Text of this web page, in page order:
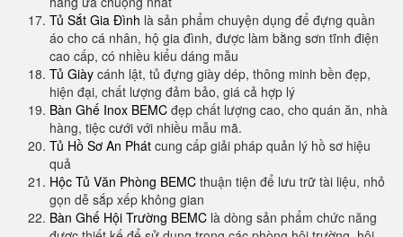
Tủ Sắt Gia Đình là sản phẩm chuyện dụng để đựng quần
áo cho cá nhân, hộ gia đình, được làm bằng sơn tĩnh điện
cao cấp, có nhiều kiểu dáng mẫu
Tủ Giày cánh lật, tủ đựng giày dép, thông minh bền đẹp,
hiện đại, chất lượng đảm bảo, giá cả hợp lý
Bàn Ghế Inox BEMC đẹp chất lượng cao, cho quán ăn, nhà
hàng, tiệc cưới với nhiều mẫu mã.
Tủ Hồ Sơ An Phát cung cấp giải pháp quản lý hồ sơ hiệu
quả
Hộc Tủ Văn Phòng BEMC thuận tiện để lưu trữ tài liệu, nhỏ
gọn dễ sắp xếp không gian
Bàn Ghế Hội Trường BEMC là dòng sản phẩm chức năng